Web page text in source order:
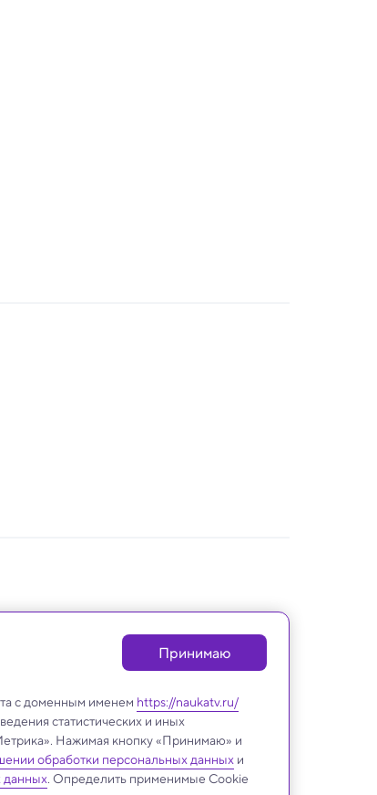
Принимаю
с доменным именем https://naukatv.ru/
статистических и иных
Нажимая кнопку «Принимаю» и
обработки персональных данныхи
данных. Определить применимые Cookie